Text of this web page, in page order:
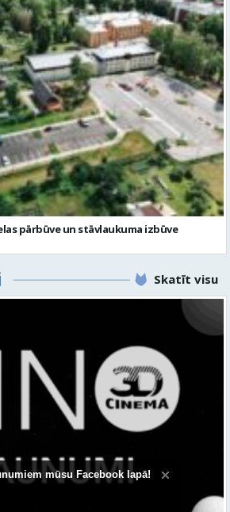
pārbūve un stāvlaukuma izbūve
Skatīt visu
mūsu Facebook lapā!